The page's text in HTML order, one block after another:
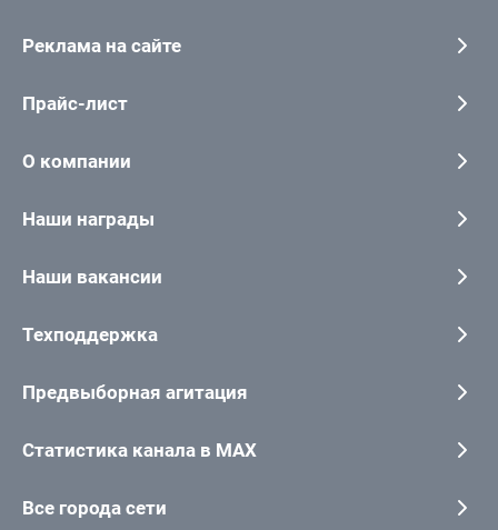
Реклама на сайте
Прайс-лист
О компании
Наши награды
Наши вакансии
Техподдержка
Предвыборная агитация
Статистика канала в MAX
Все города сети